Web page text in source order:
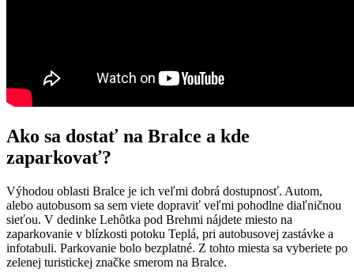
Ako sa dostať na Bralce a kde
zaparkovať?
Výhodou oblasti Bralce je ich veľmi dobrá dostupnosť. Autom,
alebo autobusom sa sem viete dopraviť veľmi pohodlne diaľničnou
sieťou. V dedinke Lehôtka pod Brehmi nájdete miesto na
zaparkovanie v blízkosti potoku Teplá, pri autobusovej zastávke a
infotabuli. Parkovanie bolo bezplatné. Z tohto miesta sa vyberiete po
zelenej turistickej značke smerom na Bralce.